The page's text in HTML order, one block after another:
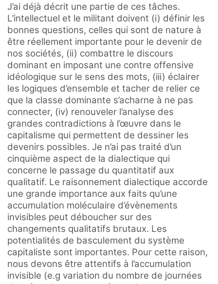
J’ai déjà décrit une partie de ces tâches.
L’intellectuel et le militant doivent (i) définir les
bonnes questions, celles qui sont de nature à
être réellement importante pour le devenir de
nos sociétés, (ii) combattre le discours
dominant en imposant une contre offensive
idéologique sur le sens des mots, (iii) éclairer
les logiques d’ensemble et tacher de relier ce
que la classe dominante s’acharne à ne pas
connecter, (iv) renouveler l’analyse des
grandes contradictions à l’œuvre dans le
capitalisme qui permettent de dessiner les
devenirs possibles. Je n’ai pas traité d’un
cinquième aspect de la dialectique qui
concerne le passage du quantitatif aux
qualitatif. Le raisonnement dialectique accorde
une grande importance aux faits qu’une
accumulation moléculaire d’évènements
invisibles peut déboucher sur des
changements qualitatifs brutaux. Les
potentialités de basculement du système
capitaliste sont importantes. Pour cette raison,
nous devons être attentifs à l’accumulation
invisible (e.g variation du nombre de journées